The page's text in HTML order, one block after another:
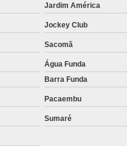
Jardim América
Jockey Club
Sacomã
Água Funda
Barra Funda
Pacaembu
Sumaré